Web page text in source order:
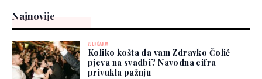
Najnovije
VJENČANJA
Koliko košta da vam Zdravko Čolić
pjeva na svadbi? Navodna cifra
privukla pažnju